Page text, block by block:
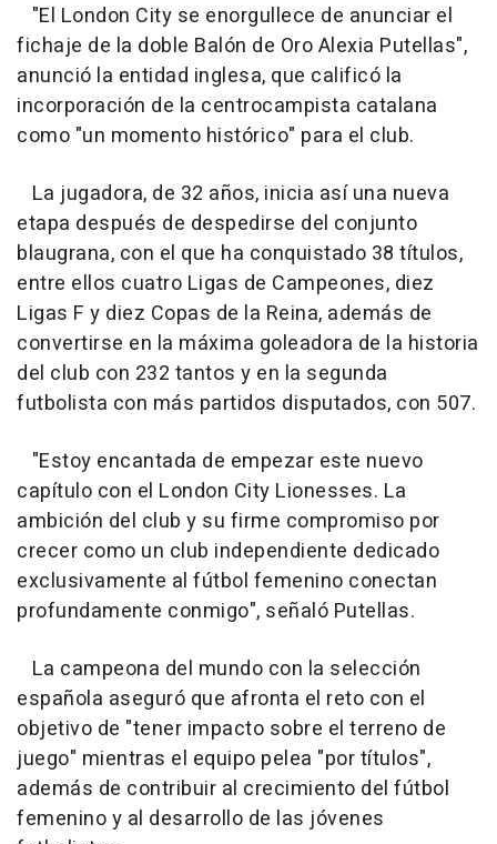
"El London City se enorgullece de anunciar el
fichaje de la doble Balón de Oro Alexia Putellas",
anunció la entidad inglesa, que calificó la
incorporación de la centrocampista catalana
como "un momento histórico" para el club.
La jugadora, de 32 años, inicia así una nueva
etapa después de despedirse del conjunto
blaugrana, con el que ha conquistado 38 títulos,
entre ellos cuatro Ligas de Campeones, diez
Ligas F y diez Copas de la Reina, además de
convertirse en la máxima goleadora de la historia
del club con 232 tantos y en la segunda
futbolista con más partidos disputados, con 507.
"Estoy encantada de empezar este nuevo
capítulo con el London City Lionesses. La
ambición del club y su firme compromiso por
crecer como un club independiente dedicado
exclusivamente al fútbol femenino conectan
profundamente conmigo", señaló Putellas.
La campeona del mundo con la selección
española aseguró que afronta el reto con el
objetivo de "tener impacto sobre el terreno de
juego" mientras el equipo pelea "por títulos",
además de contribuir al crecimiento del fútbol
femenino y al desarrollo de las jóvenes